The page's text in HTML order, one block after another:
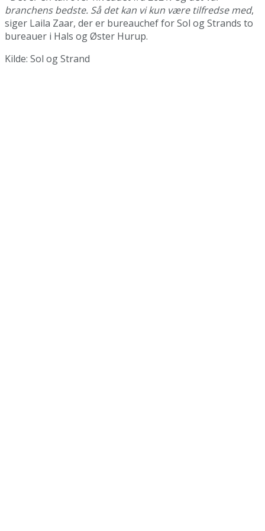
branchens bedste. Så det kan vi kun være tilfredse med,
siger Laila Zaar, der er bureauchef for Sol og Strands to
bureauer i Hals og Øster Hurup.
Kilde: Sol og Strand